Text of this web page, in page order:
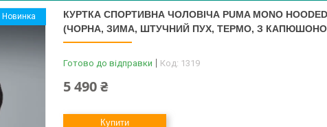
Новинка
КУРТКА СПОРТИВНА ЧОЛОВІЧА PUMA MONO HOODED
(ЧОРНА, ЗИМА, ШТУЧНИЙ ПУХ, ТЕРМО, З
Готово до відправки Код: 1319
5 490 ₴
Купити